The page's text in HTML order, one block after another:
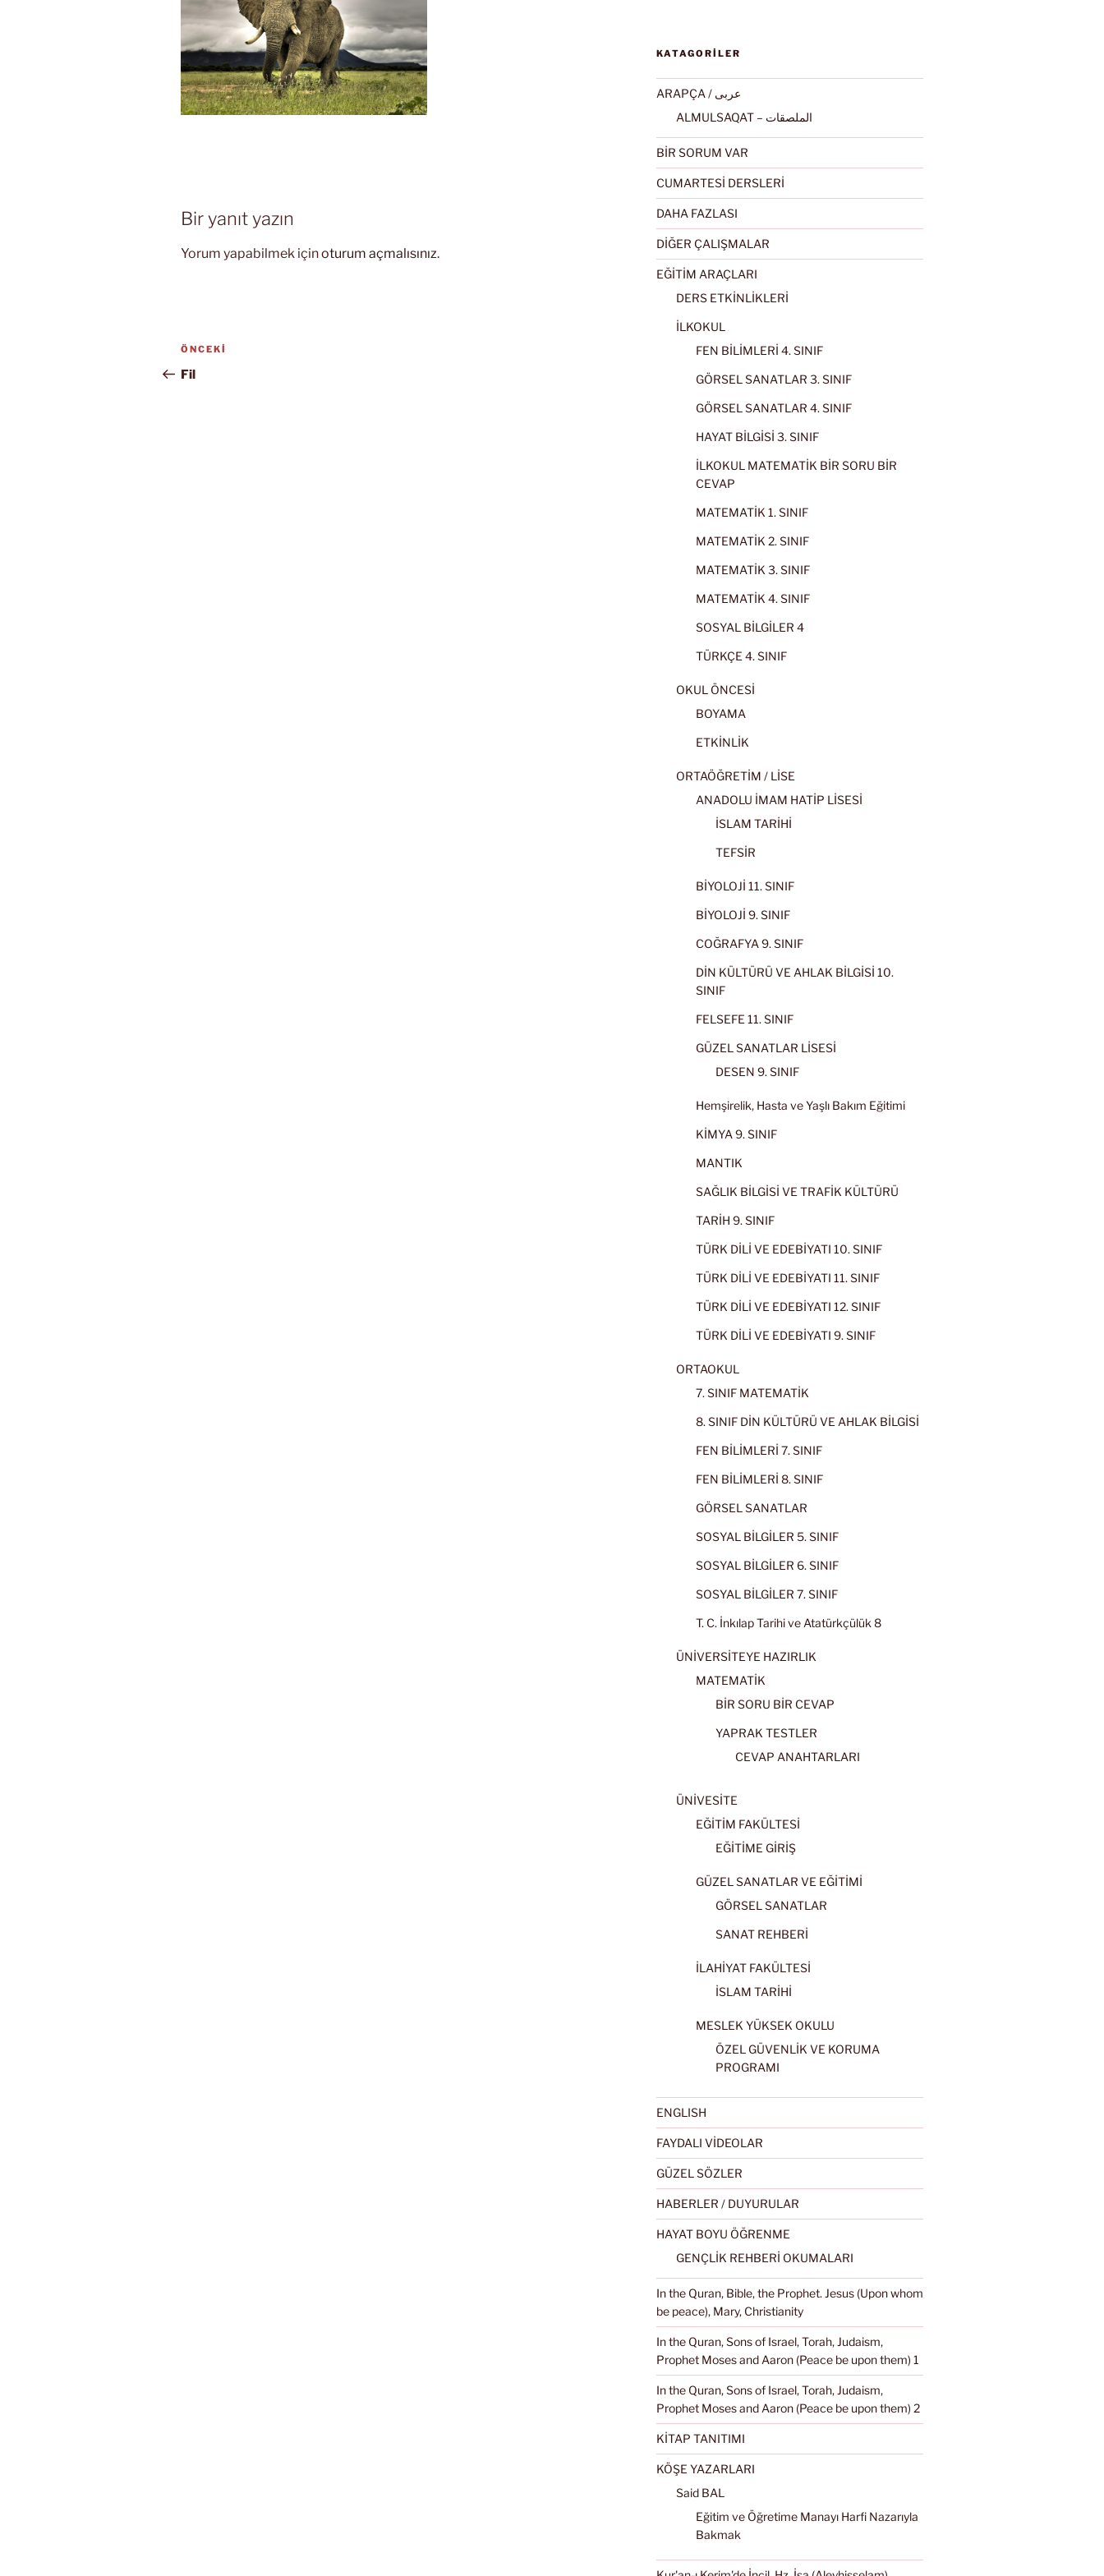
Bir yanıt yazın
Yorum yapabilmek içinoturum açmalısınız.
Yazı
gezinmesi
Önceki
Yazı
ÖNCEKI
Fil
KATAGORİLER
ARAPÇA / عربى
ALMULSAQAT – الملصقات
BİR SORUM VAR
CUMARTESİ DERSLERİ
DAHA FAZLASI
DİĞER ÇALIŞMALAR
EĞİTİM ARAÇLARI
DERS ETKİNLİKLERİ
İLKOKUL
FEN BİLİMLERİ 4. SINIF
GÖRSEL SANATLAR 3. SINIF
GÖRSEL SANATLAR 4. SINIF
HAYAT BİLGİSİ 3. SINIF
İLKOKUL MATEMATİK BİR SORU BİR
CEVAP
MATEMATİK 1. SINIF
MATEMATİK 2. SINIF
MATEMATİK 3. SINIF
MATEMATİK 4. SINIF
SOSYAL BİLGİLER 4
TÜRKÇE 4. SINIF
OKUL ÖNCESİ
BOYAMA
ETKİNLİK
ORTAÖĞRETİM / LİSE
ANADOLU İMAM HATİP LİSESİ
İSLAM TARİHİ
TEFSİR
BİYOLOJİ 11. SINIF
BİYOLOJİ 9. SINIF
COĞRAFYA 9. SINIF
DİN KÜLTÜRÜ VE AHLAK BİLGİSİ 10.
SINIF
FELSEFE 11. SINIF
GÜZEL SANATLAR LİSESİ
DESEN 9. SINIF
Hemşirelik, Hasta ve Yaşlı Bakım Eğitimi
KİMYA 9. SINIF
MANTIK
SAĞLIK BİLGİSİ VE TRAFİK KÜLTÜRÜ
TARİH 9. SINIF
TÜRK DİLİ VE EDEBİYATI 10. SINIF
TÜRK DİLİ VE EDEBİYATI 11. SINIF
TÜRK DİLİ VE EDEBİYATI 12. SINIF
TÜRK DİLİ VE EDEBİYATI 9. SINIF
ORTAOKUL
7. SINIF MATEMATİK
8. SINIF DİN KÜLTÜRÜ VE AHLAK BİLGİSİ
FEN BİLİMLERİ 7. SINIF
FEN BİLİMLERİ 8. SINIF
GÖRSEL SANATLAR
SOSYAL BİLGİLER 5. SINIF
SOSYAL BİLGİLER 6. SINIF
SOSYAL BİLGİLER 7. SINIF
T. C. İnkılap Tarihi ve Atatürkçülük 8
ÜNİVERSİTEYE HAZIRLIK
MATEMATİK
BİR SORU BİR CEVAP
YAPRAK TESTLER
CEVAP ANAHTARLARI
ÜNİVESİTE
EĞİTİM FAKÜLTESİ
EĞİTİME GİRİŞ
GÜZEL SANATLAR VE EĞİTİMİ
GÖRSEL SANATLAR
SANAT REHBERİ
İLAHİYAT FAKÜLTESİ
İSLAM TARİHİ
MESLEK YÜKSEK OKULU
ÖZEL GÜVENLİK VE KORUMA
PROGRAMI
ENGLISH
FAYDALI VİDEOLAR
GÜZEL SÖZLER
HABERLER / DUYURULAR
HAYAT BOYU ÖĞRENME
GENÇLİK REHBERİ OKUMALARI
In the Quran, Bible, the Prophet. Jesus (Upon whom
be peace), Mary, Christianity
In the Quran, Sons of Israel, Torah, Judaism,
Prophet Moses and Aaron (Peace be upon them) 1
In the Quran, Sons of Israel, Torah, Judaism,
Prophet Moses and Aaron (Peace be upon them) 2
KİTAP TANITIMI
KÖŞE YAZARLARI
Said BAL
Eğitim ve Öğretime Manayı Harfi Nazarıyla
Bakmak